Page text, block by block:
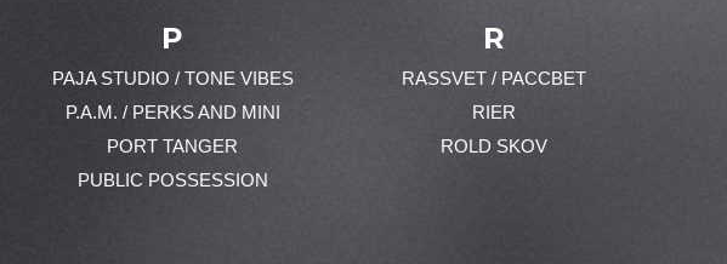
P
PAJA STUDIO / TONE VIBES
P.A.M. / PERKS AND MINI
PORT TANGER
PUBLIC POSSESSION
R
RASSVET / PACCBET
RIER
ROLD SKOV